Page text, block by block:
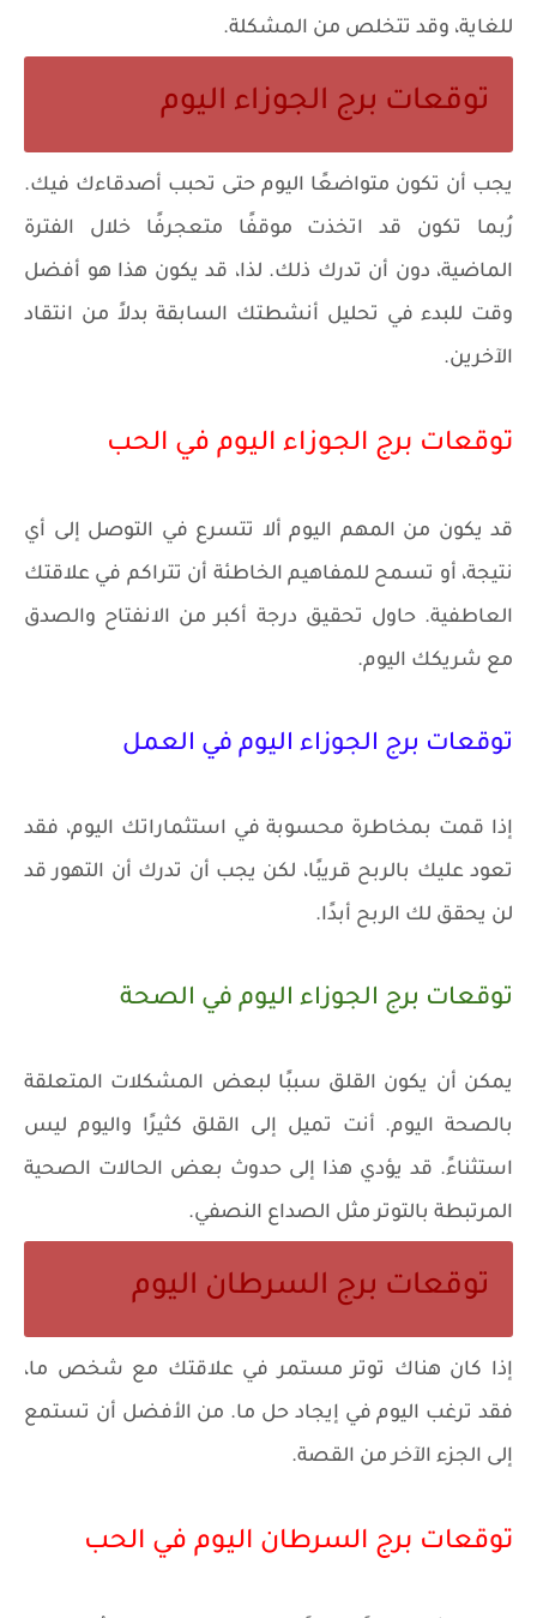
للغاية، وقد تتخلص من المشكلة.
توقعات برج الجوزاء اليوم
يجب أن تكون متواضعًا اليوم حتى تحبب أصدقاءك فيك.
رُبما تكون قد اتخذت موقفًا متعجرفًا خلال الفترة
الماضية، دون أن تدرك ذلك. لذا، قد يكون هذا هو أفضل
وقت للبدء في تحليل أنشطتك السابقة بدلاً من انتقاد
الآخرين.
توقعات برج الجوزاء اليوم في الحب
قد يكون من المهم اليوم ألا تتسرع في التوصل إلى أي
نتيجة، أو تسمح للمفاهيم الخاطئة أن تتراكم في علاقتك
العاطفية. حاول تحقيق درجة أكبر من الانفتاح والصدق
مع شريكك اليوم.
توقعات برج الجوزاء اليوم في العمل
إذا قمت بمخاطرة محسوبة في استثماراتك اليوم، فقد
تعود عليك بالربح قريبًا، لكن يجب أن تدرك أن التهور قد
لن يحقق لك الربح أبدًا.
توقعات برج الجوزاء اليوم في الصحة
يمكن أن يكون القلق سببًا لبعض المشكلات المتعلقة
بالصحة اليوم. أنت تميل إلى القلق كثيرًا واليوم ليس
استثناءً. قد يؤدي هذا إلى حدوث بعض الحالات الصحية
المرتبطة بالتوتر مثل الصداع النصفي.
توقعات برج السرطان اليوم
إذا كان هناك توتر مستمر في علاقتك مع شخص ما،
فقد ترغب اليوم في إيجاد حل ما. من الأفضل أن تستمع
إلى الجزء الآخر من القصة.
توقعات برج السرطان اليوم في الحب